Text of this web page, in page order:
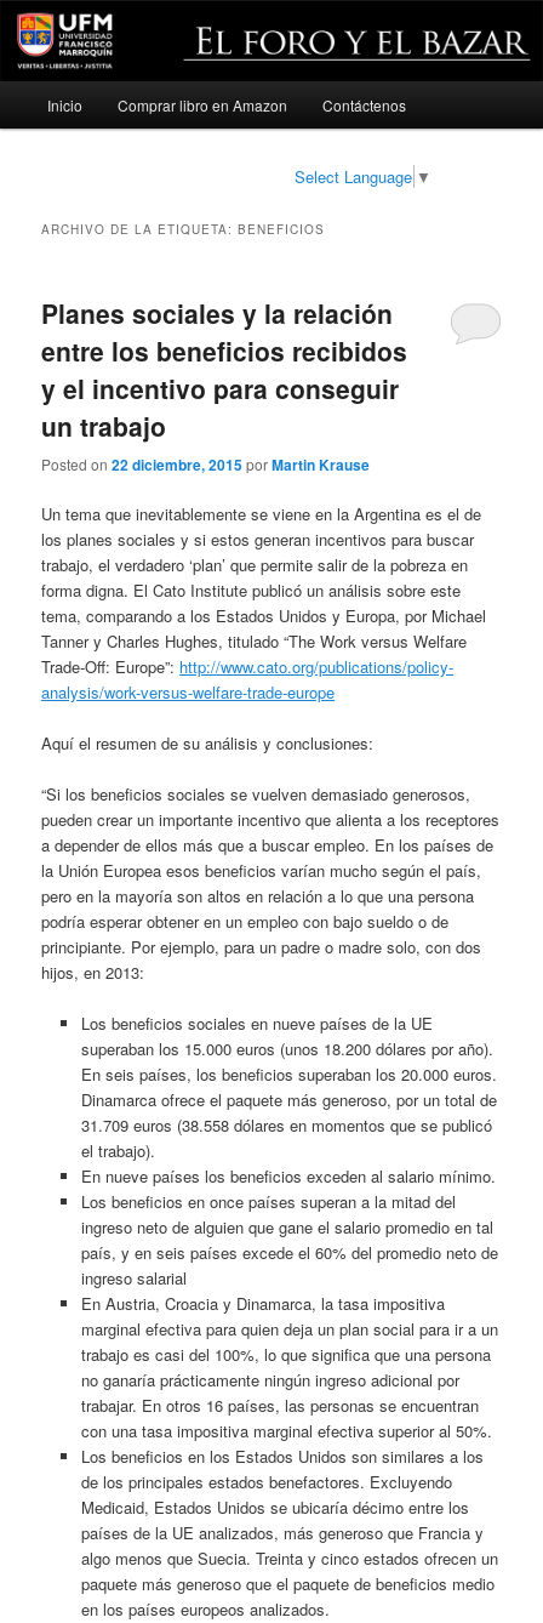
Ir
Ir
Inicio Comprar libro en Amazon Contáctenos
Select Language ▼
ARCHIVO DE LA ETIQUETA:BENEFICIOS
Planes sociales y la relación
entre los beneficios recibidos
y el incentivo para conseguir
un trabajo
Posted on22 diciembre, 2015porMartin Krause
Un tema que inevitablemente se viene en la Argentina es el de
los planes sociales y si estos generan incentivos para buscar
trabajo, el verdadero ‘plan’ que permite salir de la pobreza en
forma digna. El Cato Institute publicó un análisis sobre este
tema, comparando a los Estados Unidos y Europa, por Michael
Tanner y Charles Hughes, titulado “The Work versus Welfare
Trade-Off: Europe”: http://www.cato.org/publications/policy-
analysis/work-versus-welfare-trade-europe
Aquí el resumen de su análisis y conclusiones:
“Si los beneficios sociales se vuelven demasiado generosos,
pueden crear un importante incentivo que alienta a los receptores
a depender de ellos más que a buscar empleo. En los países de
la Unión Europea esos beneficios varían mucho según el país,
pero en la mayoría son altos en relación a lo que una persona
podría esperar obtener en un empleo con bajo sueldo o de
principiante. Por ejemplo, para un padre o madre solo, con dos
hijos, en 2013:
Los beneficios sociales en nueve países de la UE
superaban los 15.000 euros (unos 18.200 dólares por año).
En seis países, los beneficios superaban los 20.000 euros.
Dinamarca ofrece el paquete más generoso, por un total de
31.709 euros (38.558 dólares en momentos que se publicó
el trabajo).
En nueve países los beneficios exceden al salario mínimo.
Los beneficios en once países superan a la mitad del
ingreso neto de alguien que gane el salario promedio en tal
país, y en seis países excede el 60% del promedio neto de
ingreso salarial
En Austria, Croacia y Dinamarca, la tasa impositiva
marginal efectiva para quien deja un plan social para ir a un
trabajo es casi del 100%, lo que significa que una persona
no ganaría prácticamente ningún ingreso adicional por
trabajar. En otros 16 países, las personas se encuentran
con una tasa impositiva marginal efectiva superior al 50%.
Los beneficios en los Estados Unidos son similares a los
de los principales estados benefactores. Excluyendo
Medicaid, Estados Unidos se ubicaría décimo entre los
países de la UE analizados, más generoso que Francia y
algo menos que Suecia. Treinta y cinco estados ofrecen un
paquete más generoso que el paquete de beneficios medio
en los países europeos analizados.